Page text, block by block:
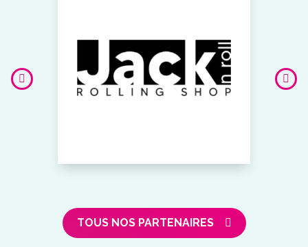
TOUS NOS PARTENAIRES